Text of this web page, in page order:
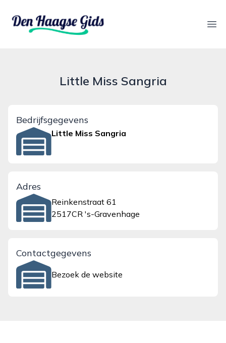
denhaagsegids.nl
Little Miss Sangria
Bedrijfsgegevens
Little Miss Sangria
Adres
Reinkenstraat 61
2517CR 's-Gravenhage
Contactgegevens
Bezoek de website